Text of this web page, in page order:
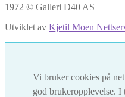
1972 © Galleri D40 AS
Utviklet av Kjetil Moen
Vi bruker cookies på
god brukeropplevelse.